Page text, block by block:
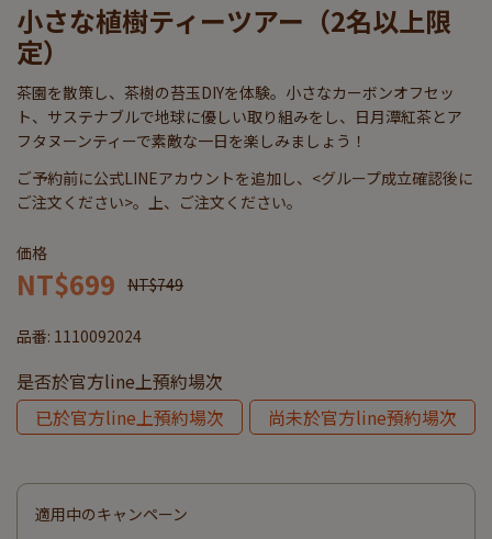
小さな植樹ティーツアー（2名以上限
定）
茶園を散策し、茶樹の苔玉DIYを体験。小さなカーボンオフセッ
ト、サステナブルで地球に優しい取り組みをし、日月潭紅茶とア
フタヌーンティーで素敵な一日を楽しみましょう！
ご予約前に公式LINEアカウントを追加し、<グループ成立確認後に
ご注文ください>。上、ご注文ください。
価格
NT$699 NT$749
品番: 1110092024
是否於官方line上預約場次
已於官方line上預約場次
尚未於官方line預約場次
適用中のキャンペーン